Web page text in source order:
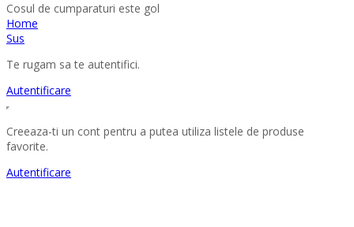
Cosul de cumparaturi este gol
Home
Sus
Te rugam sa te autentifici.
Autentificare
Creeaza-ti un cont pentru a putea utiliza listele de produse
favorite.
Autentificare